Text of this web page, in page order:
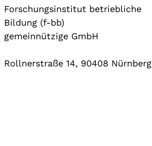
Forschungsinstitut betriebliche
Bildung (f-bb)
gemeinnützige GmbH
Rollnerstraße 14, 90408 Nürnberg